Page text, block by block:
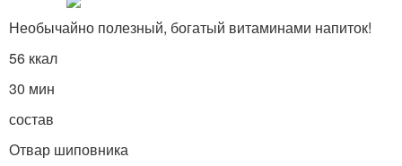
Необычайно полезный, богатый витаминами напиток!
56 ккал
30 мин
состав
Отвар шиповника